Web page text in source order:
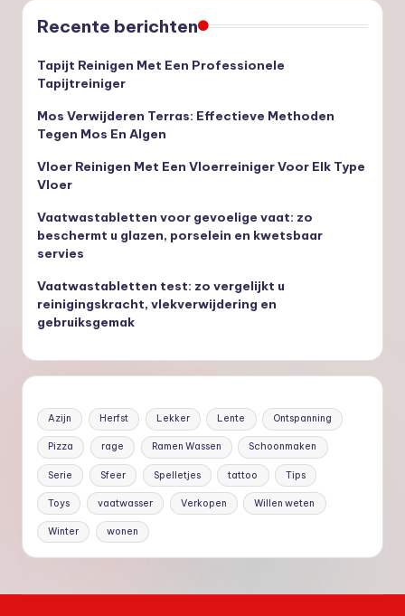
Recente berichten
Tapijt Reinigen Met Een Professionele
Tapijtreiniger
Mos Verwijderen Terras: Effectieve Methoden
Tegen Mos En Algen
Vloer Reinigen Met Een Vloerreiniger Voor Elk Type
Vloer
Vaatwastabletten voor gevoelige vaat: zo
beschermt u glazen, porselein en kwetsbaar
servies
Vaatwastabletten test: zo vergelijkt u
reinigingskracht, vlekverwijdering en
gebruiksgemak
Azijn Herfst Lekker Lente Ontspanning
Pizza rage Ramen Wassen Schoonmaken
Serie Sfeer Spelletjes tattoo Tips
Toys vaatwasser Verkopen Willen weten
Winter wonen